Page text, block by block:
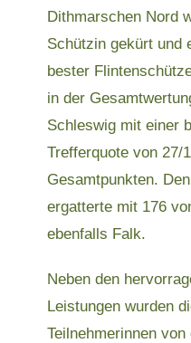
Dithmarschen Nord
Schützin gekürt und
bester
in der
Schleswig mit einer
Trefferquote von 27/
Gesamtpunkten.
ergatterte mit 176
ebenfalls Falk.
Neben den
Leistungen wurden
Teilnehmerinnen